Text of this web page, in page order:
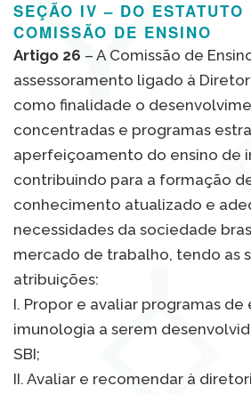
SEÇÃO IV – DO
COMISSÃO DE ENSINO
Artigo 26 – A Comissão de
assessoramento ligado à
como finalidade o
concentradas e programas
aperfeiçoamento do ensino de
contribuindo para a formação
conhecimento atualizado e
necessidades da sociedade
mercado de trabalho, tendo as
atribuições:
I. Propor e avaliar programas de
imunologia a serem
SBI;
II. Avaliar e recomendar à